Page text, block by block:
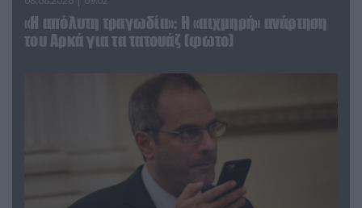
«Η απόλυτη τραγωδία»: Η «αιχμηρή» ανάρτηση
του Αρκά για τα τατουάζ (φωτο)